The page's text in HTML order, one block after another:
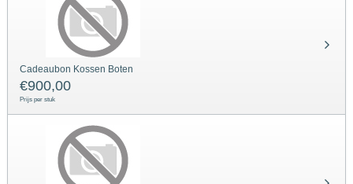
Cadeaubon Kossen Boten
€900,00
Prijs per stuk